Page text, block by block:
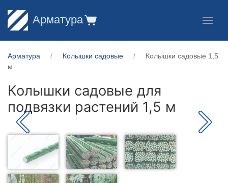
Арматура
Арматура Колышки садовые
Колышки садовые 1,5
м
Колышки садовые для
подвязки растений 1,5 м